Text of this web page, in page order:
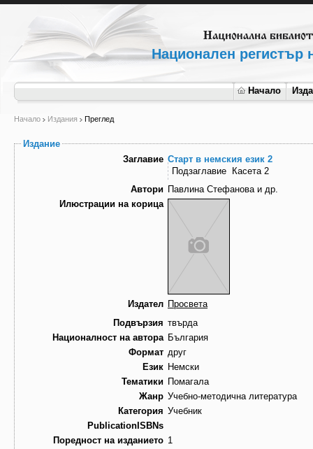
Национален регистър
Начало
Начало Издания Преглед
Издание
Заглавие Старт в немския език 2
Подзаглавие
Касета 2
Автори Павлина Стефанова и др.
Илюстрации на корица
Издател Просвета
Подвързия твърда
Националност на автора България
Формат друг
Език Немски
Тематики Помагала
Жанр Учебно-методична литература
Категория Учебник
PublicationISBNs
Поредност на изданието 1